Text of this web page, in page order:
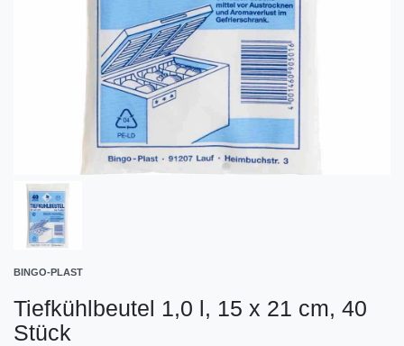
BINGO-PLAST
Tiefkühlbeutel 1,0 l, 15 x 21 cm, 40
Stück